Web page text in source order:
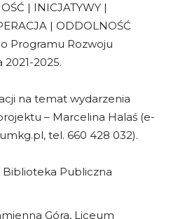
| INICJATYWY |
| ODDOLNOŚĆ
Programu Rozwoju
2025.
na temat wydarzenia
– Marcelina Halaś (e-
tel. 660 428 032).
Biblioteka Publiczna
Góra, Liceum